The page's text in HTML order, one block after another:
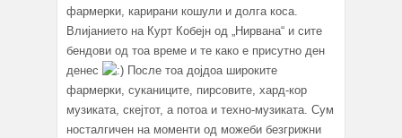
фармерки, карирани кошули и долга коса.
Влијанието на Курт Кобејн од „Нирвана“ и сите
бендови од тоа време и те како е присутно ден
денес
После тоа дојдоа широките
фармерки, суканиците, пирсовите, хард-кор
музиката, скејтот, а потоа и техно-музиката. Сум
носталгичен на моменти од можеби безгрижни